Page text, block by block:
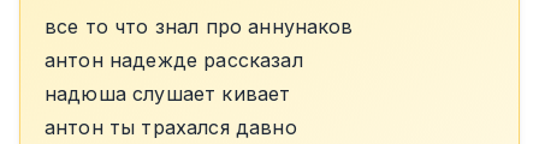
все то что знал про аннунаков
антон надежде рассказал
надюша слушает кивает
антон ты трахался давно